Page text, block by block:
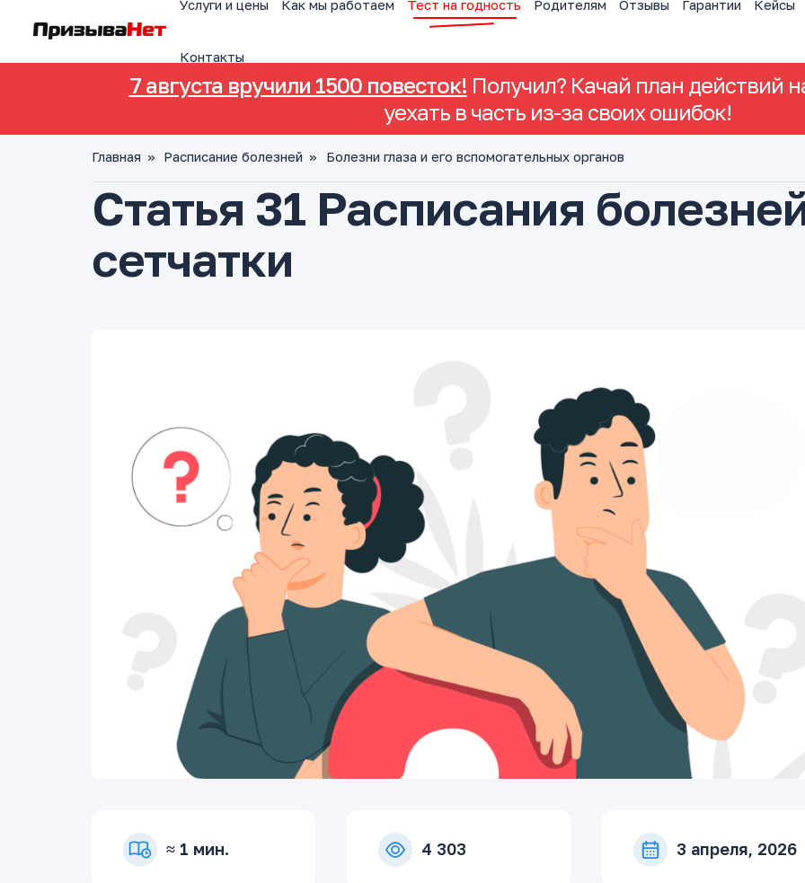
Услуги и цены Как мы работаем Тест на годность Родителям Отзывы Гарантии Кейсы
Контакты
7 августа вручили 1500 повесток! Получил? Качай план действий
уехать в часть из-за своих ошибок!
Главная » Расписание болезней » Болезни глаза и его вспомогательных органов
Статья 31 Расписания
сетчатки
≈ 1 мин. 4 303 3 апреля, 2026